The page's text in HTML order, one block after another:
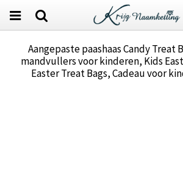
Aangepaste paashaas Candy Treat
mandvullers voor kinderen, Kids
Easter Treat Bags, Cadeau voor